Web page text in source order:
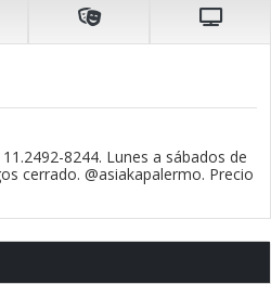
8244. Lunes a sábados de
cerrado. @asiakapalermo. Precio